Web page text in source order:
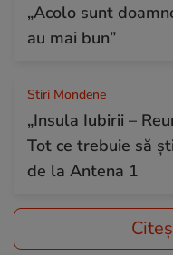
„Acolo sunt
au mai bun”
Stiri Mondene
„Insula Iubirii –
Tot ce trebuie să
de la Antena 1